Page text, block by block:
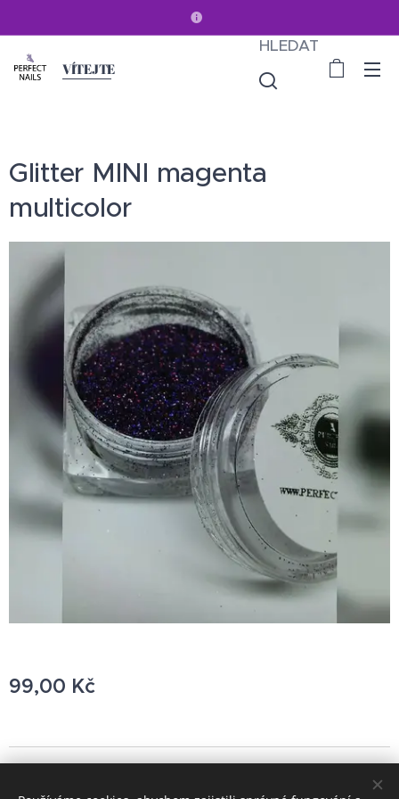
VÍTEJTE
HLEDAT
Glitter MINI magenta
multicolor
99,00 Kč